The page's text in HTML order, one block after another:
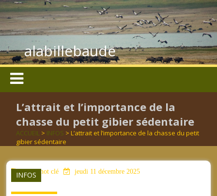
alabillebaude
L’attrait et l’importance de la
chasse du petit gibier sédentaire
ACCUEIL > INFOS > L’attrait et l’importance de la chasse du petit
gibier sédentaire
INFOS
aucun mot clé jeudi 11 décembre 2025